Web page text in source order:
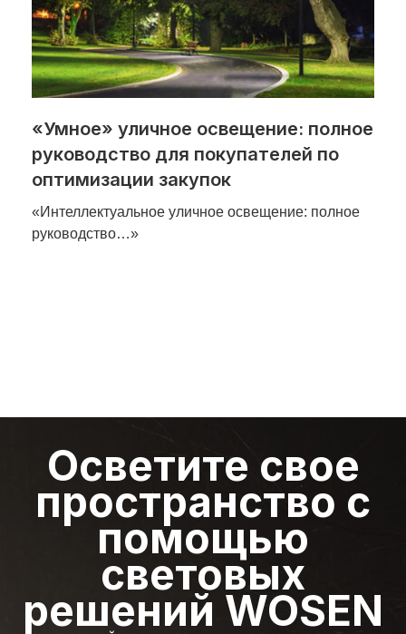
«Умное» уличное освещение: полное
руководство для покупателей по
оптимизации закупок
«Интеллектуальное уличное освещение: полное
руководство…»
Осветите свое
пространство с
помощью
световых
решений WOSEN